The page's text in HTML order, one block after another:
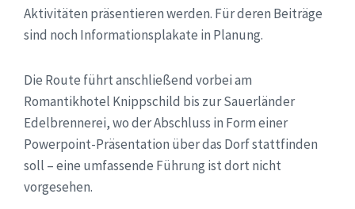
Aktivitäten präsentieren werden. Für deren Beiträge
sind noch Informationsplakate in Planung.
Die Route führt anschließend vorbei am
Romantikhotel Knippschild bis zur Sauerländer
Edelbrennerei, wo der Abschluss in Form einer
Powerpoint-Präsentation über das Dorf stattfinden
soll – eine umfassende Führung ist dort nicht
vorgesehen.